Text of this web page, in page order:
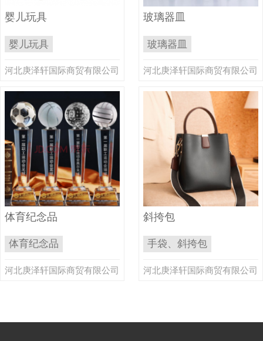
婴儿玩具
婴儿玩具
河北庚泽轩国际商贸有限公司
玻璃器皿
玻璃器皿
河北庚泽轩国际商贸有限公司
体育纪念品
体育纪念品
河北庚泽轩国际商贸有限公司
斜挎包
手袋、斜挎包
河北庚泽轩国际商贸有限公司